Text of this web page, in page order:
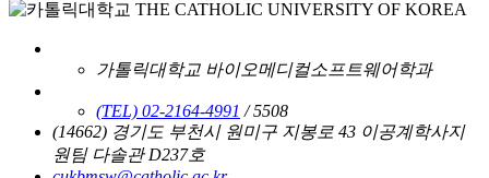
가톨릭대학교 바이오메디컬소프트웨어학과
(TEL) 02-2164-4991 / 5508
(14662) 경기도 부천시 원미구 지봉로 43 이공계학사지
원팀 다솔관 D237호